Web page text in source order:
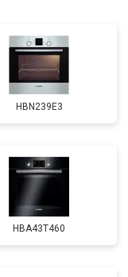
HBN239E3
HBA43T460